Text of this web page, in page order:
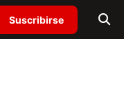
Suscribirse